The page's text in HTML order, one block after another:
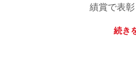
績賞で表彰
続き